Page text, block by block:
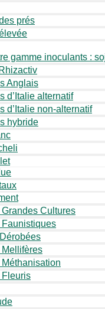
prés
gamme inoculants :
Anglais
d’Italie alternatif
d’Italie non-alternatif
hybride
Cultures
Fleuris